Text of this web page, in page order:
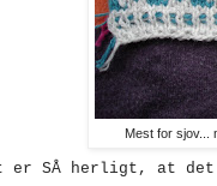
Mest for sjov...
er SÅ herligt, at